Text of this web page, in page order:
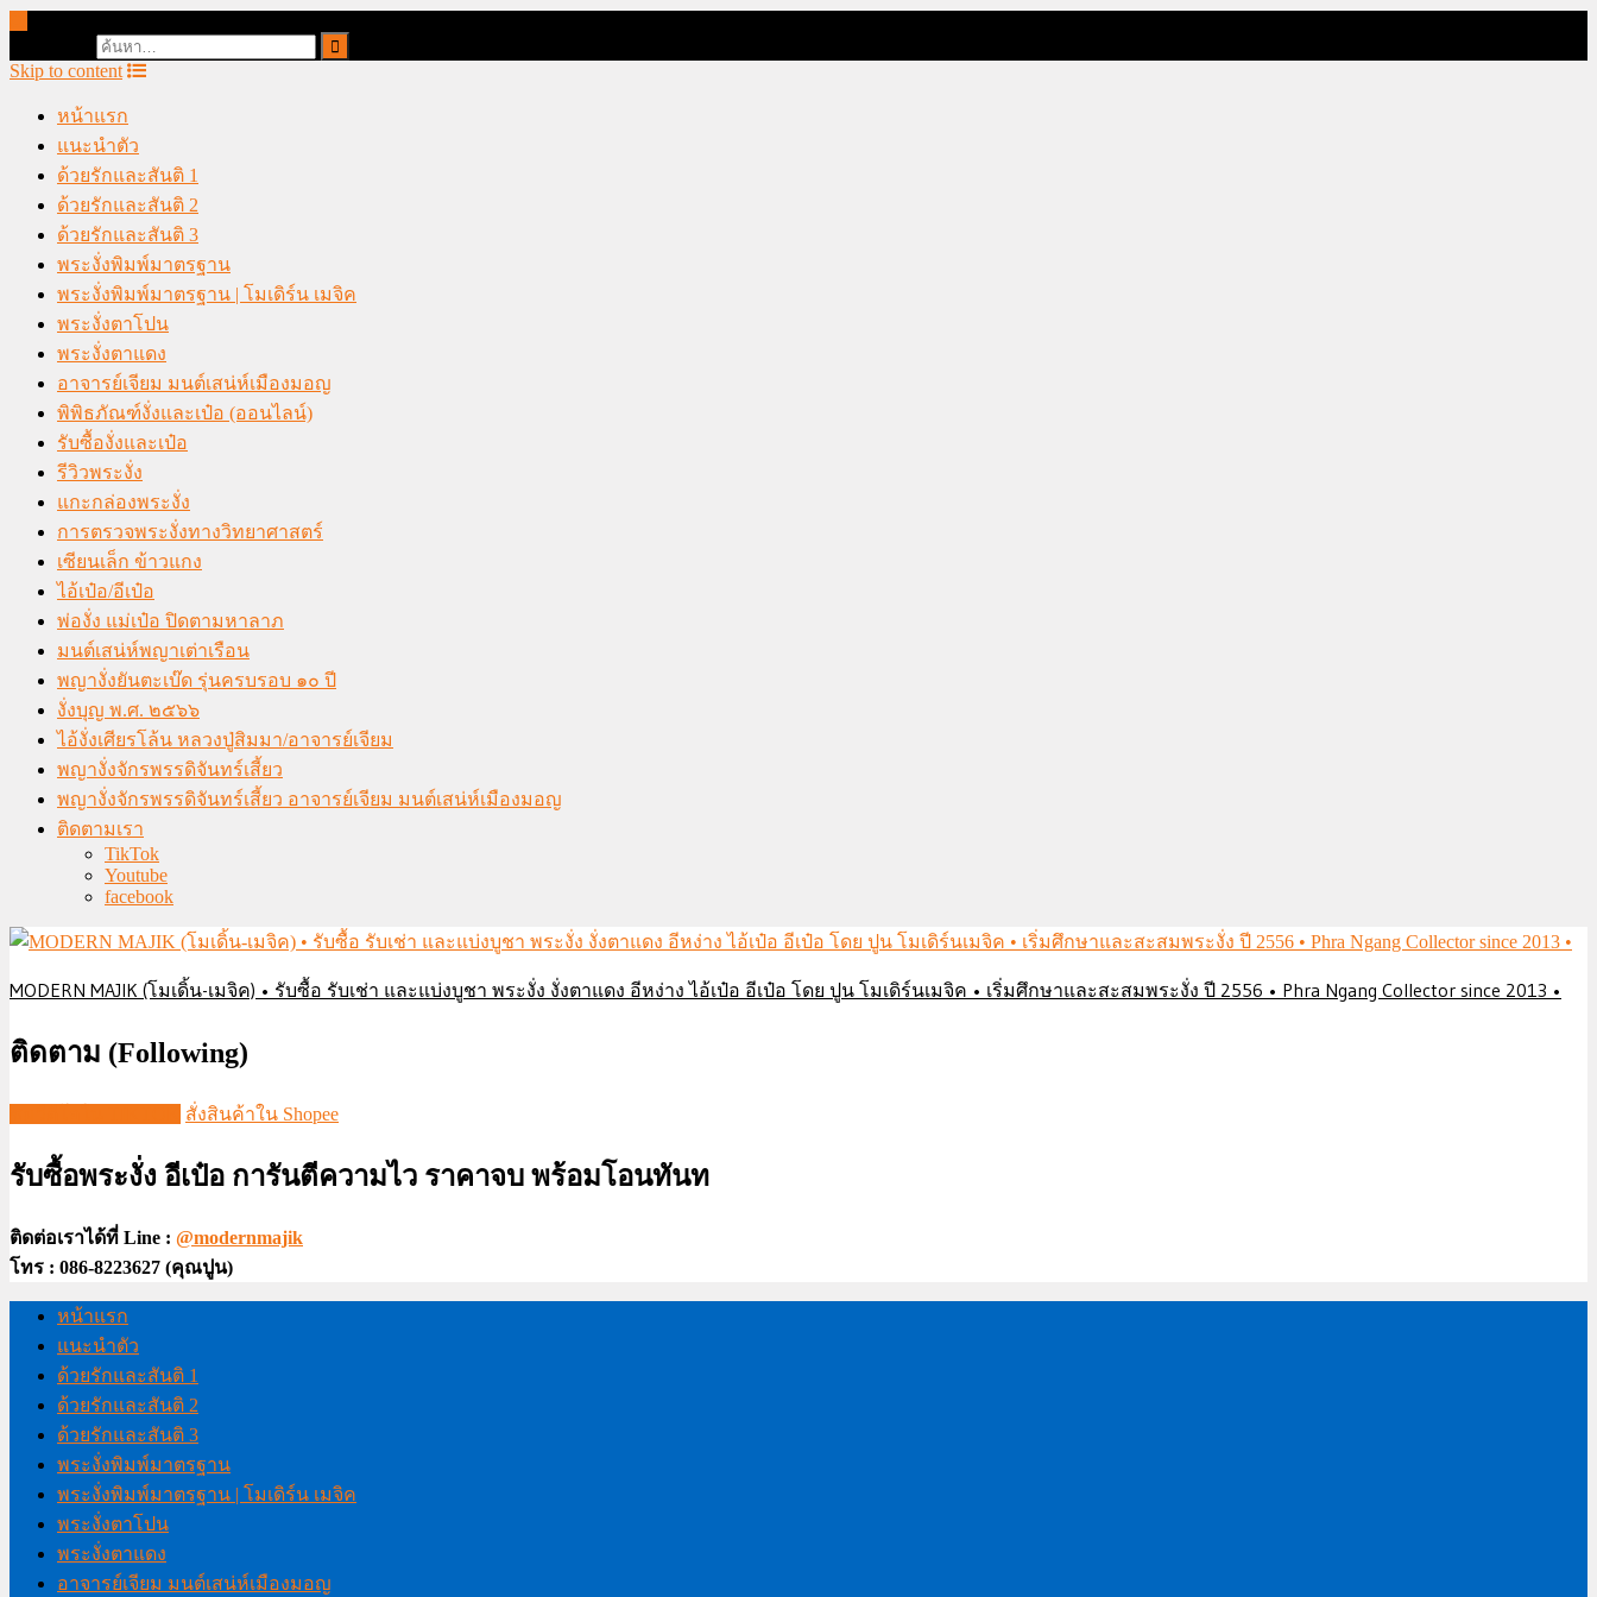
Skip to content
หน้าแรก
แนะนำตัว
ด้วยรักและสันติ 1
ด้วยรักและสันติ 2
ด้วยรักและสันติ 3
พระงั่งพิมพ์มาตรฐาน
พระงั่งพิมพ์มาตรฐาน | โมเดิร์น เมจิค
พระงั่งตาโปน
พระงั่งตาแดง
อาจารย์เจียม มนต์เสน่ห์เมืองมอญ
พิพิธภัณฑ์งั่งและเป๋อ (ออนไลน์)
รับซื้องั่งและเป๋อ
รีวิวพระงั่ง
แกะกล่องพระงั่ง
การตรวจพระงั่งทางวิทยาศาสตร์
เซียนเล็ก ข้าวแกง
ไอ้เป๋อ/อีเป๋อ
พ่องั่ง แม่เป๋อ ปิดตามหาลาภ
มนต์เสน่ห์พญาเต่าเรือน
พญางั่งยันตะเบ๊ด รุ่นครบรอบ ๑๐ ปี
งั่งบุญ พ.ศ. ๒๕๖๖
ไอ้งั่งเศียรโล้น หลวงปู่สิมมา/อาจารย์เจียม
พญางั่งจักรพรรดิจันทร์เสี้ยว
พญางั่งจักรพรรดิจันทร์เสี้ยว อาจารย์เจียม มนต์เสน่ห์เมืองมอญ
ติดตามเรา
TikTok
Youtube
facebook
MODERN MAJIK (โมเดิ้น-เมจิค) • รับซื้อ รับเช่า และแบ่งบูชา พระงั่ง งั่งตาแดง อีหง่าง ไอ้เป๋อ อีเป๋อ โดย ปูน โมเดิร์นเมจิค • เริ่มศึกษาและสะสมพระงั่ง ปี 2556 • Phra Ngang Collector since 2013 •
ติดตาม (Following)
สั่งสินค้าใน Shopee
รับซื้อพระงั่ง อีเป๋อ การันตีความไว ราคาจบ พร้อมโอนทันท
ติดต่อเราได้ที่ Line : @modernmajik
โทร : 086-8223627 (คุณปูน)
หน้าแรก
แนะนำตัว
ด้วยรักและสันติ 1
ด้วยรักและสันติ 2
ด้วยรักและสันติ 3
พระงั่งพิมพ์มาตรฐาน
พระงั่งพิมพ์มาตรฐาน | โมเดิร์น เมจิค
พระงั่งตาโปน
พระงั่งตาแดง
อาจารย์เจียม มนต์เสน่ห์เมืองมอญ